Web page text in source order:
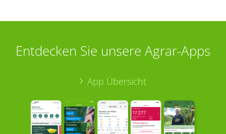
Entdecken Sie unsere Agrar-Apps
App Übersicht